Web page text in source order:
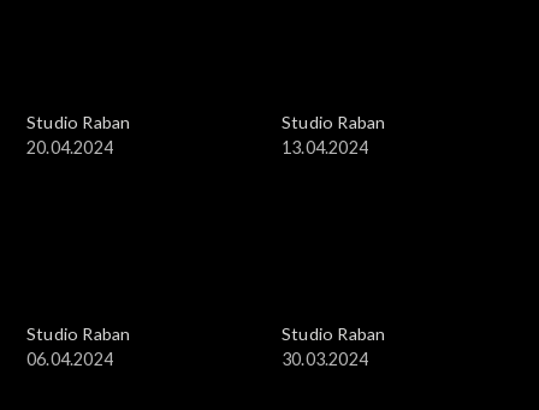
Studio Raban
20.04.2024
Studio Raban
13.04.2024
Studio Raban
06.04.2024
Studio Raban
30.03.2024